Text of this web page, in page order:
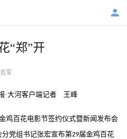
“郑”开
军
·大河客户端记者 王峰
鸡百花电影节签约仪式暨新闻发布会
党组书记张宏宣布第29届金鸡百花